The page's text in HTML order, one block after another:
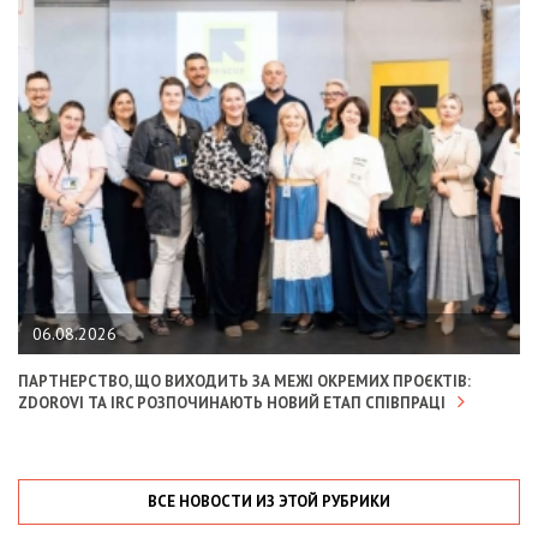
06.08.2026
ПАРТНЕРСТВО, ЩО ВИХОДИТЬ ЗА МЕЖІ ОКРЕМИХ ПРОЄКТІВ:
ZDOROVI ТА IRC РОЗПОЧИНАЮТЬ НОВИЙ ЕТАП СПІВПРАЦІ
ВСЕ НОВОСТИ ИЗ ЭТОЙ РУБРИКИ